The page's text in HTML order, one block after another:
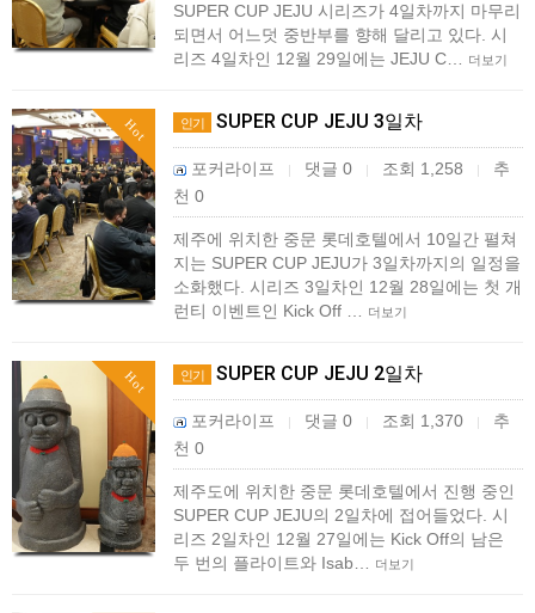
SUPER CUP JEJU 시리즈가 4일차까지 마무리
되면서 어느덧 중반부를 향해 달리고 있다. 시
리즈 4일차인 12월 29일에는 JEJU C…
더보기
Hot 인기 SUPER CUP JEJU 3일차
포커라이프 | 댓글 0 | 조회 1,258 |
추
천 0
제주에 위치한 중문 롯데호텔에서 10일간 펼쳐
지는 SUPER CUP JEJU가 3일차까지의 일정을
소화했다. 시리즈 3일차인 12월 28일에는 첫 개
런티 이벤트인 Kick Off …
더보기
Hot 인기 SUPER CUP JEJU 2일차
포커라이프 | 댓글 0 | 조회 1,370 |
추
천 0
제주도에 위치한 중문 롯데호텔에서 진행 중인
SUPER CUP JEJU의 2일차에 접어들었다. 시
리즈 2일차인 12월 27일에는 Kick Off의 남은
두 번의 플라이트와 Isab…
더보기